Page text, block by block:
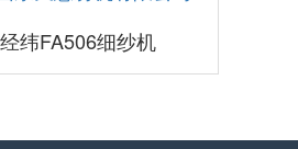
经纬FA506细纱机